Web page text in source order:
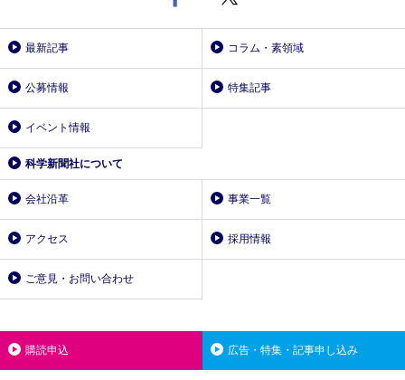
最新記事 コラム・素領域
公募情報 特集記事
イベント情報
科学新聞社について
会社沿革 事業一覧
アクセス 採用情報
ご意見・お問い合わせ
購読申込 広告・特集・記事申し込み